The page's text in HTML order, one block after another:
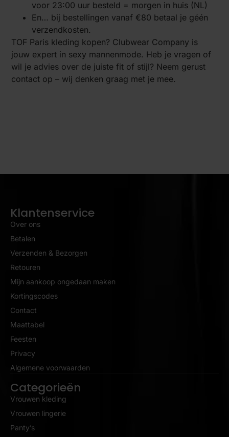
voor 23:00 uur besteld = morgen in huis (NL)
En… bij bestellingen vanaf €80 betaal je géén
verzendkosten.
TOF Paris kleding kopen? Clubwear Company is
jouw expert in sexy mannenmode. Heb je vragen of
wil je advies over de juiste fit of stijl? Neem gerust
contact op – wij denken graag met je mee.
Klantenservice
Over ons
Betalen
Verzenden & Bezorgen
Retouren
Mijn aankoop ongedaan maken
Kortingscodes
Contact
Maattabel
Feesten
Privacy
Algemene voorwaarden
Categorieën
Vrouwen kleding
Vrouwen lingerie
Panty’s